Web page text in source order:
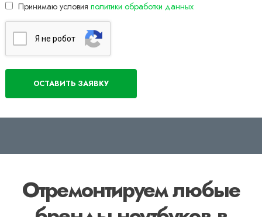
Принимаю условия политики обработки данных
Я нe poбoт
Отремонтируем любые